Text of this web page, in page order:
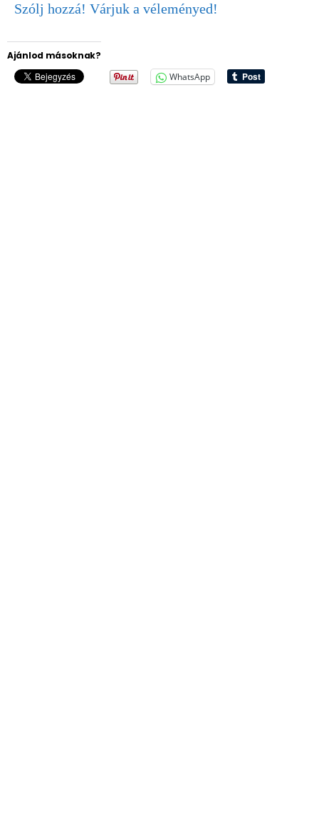
Szólj hozzá! Várjuk a véleményed!
Ajánlod másoknak?
WhatsApp